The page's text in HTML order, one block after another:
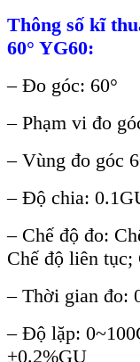
Thông số kĩ
60° YG60:
– Đo góc: 60°
– Phạm vi đo
– Vùng đo góc
– Độ chia:
– Chế độ đo:
Chế độ liên tục;
– Thời gian đo:
– Độ lặp:
±0.2%GU